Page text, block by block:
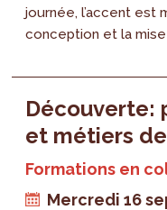
journée, l’accent est
conception et la mise
Découverte:
et métiers
Formations en
Mercredi 16